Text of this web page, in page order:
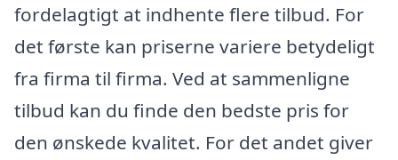
fordelagtigt at indhente flere tilbud. For
det første kan priserne variere betydeligt
fra firma til firma. Ved at sammenligne
tilbud kan du finde den bedste pris for
den ønskede kvalitet. For det andet giver